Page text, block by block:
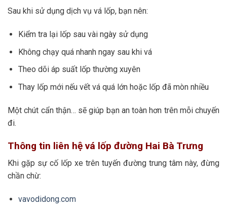
Sau khi sử dụng dịch vụ vá lốp, bạn nên:
Kiểm tra lại lốp sau vài ngày sử dụng
Không chạy quá nhanh ngay sau khi vá
Theo dõi áp suất lốp thường xuyên
Thay lốp mới nếu vết vá quá lớn hoặc lốp đã mòn nhiều
Một chút cẩn thận… sẽ giúp bạn an toàn hơn trên mỗi chuyến
đi.
Thông tin liên hệ vá lốp đường Hai Bà Trưng
Khi gặp sự cố lốp xe trên tuyến đường trung tâm này, đừng
chần chừ:
vavodidong.com